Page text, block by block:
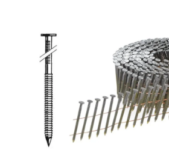
5
hvězdiček.